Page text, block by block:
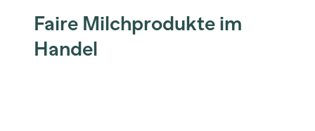
Faire Milchprodukte im
Handel